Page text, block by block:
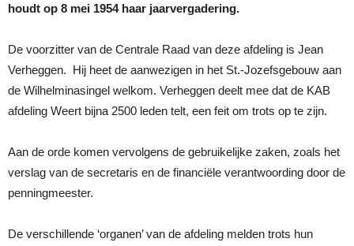
houdt op 8 mei 1954 haar jaarvergadering.
De voorzitter van de Centrale Raad van deze afdeling is Jean
Verheggen. Hij heet de aanwezigen in het St.-Jozefsgebouw aan
de Wilhelminasingel welkom. Verheggen deelt mee dat de KAB
afdeling Weert bijna 2500 leden telt, een feit om trots op te zijn.
Aan de orde komen vervolgens de gebruikelijke zaken, zoals het
verslag van de secretaris en de financiële verantwoording door de
penningmeester.
De verschillende ‘organen’ van de afdeling melden trots hun